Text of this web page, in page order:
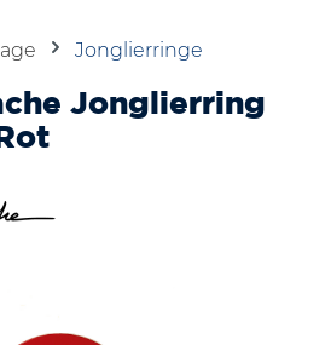
Jonglierringe
Jonglierring